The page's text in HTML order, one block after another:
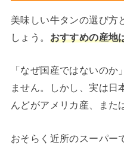
美味しい牛タンの選び方
しょう。 おすすめの産地
「なぜ国産ではないの
ません。しかし、実は日
んどがアメリカ産、また
おそらく近所のスーパー